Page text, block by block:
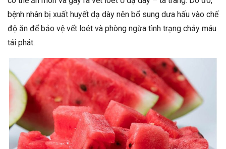
bệnh nhân bị xuất huyết dạ dày nên bổ sung dưa hấu vào chế
độ ăn để bảo vệ vết loét và phòng ngừa tình trạng chảy máu
tái phát.